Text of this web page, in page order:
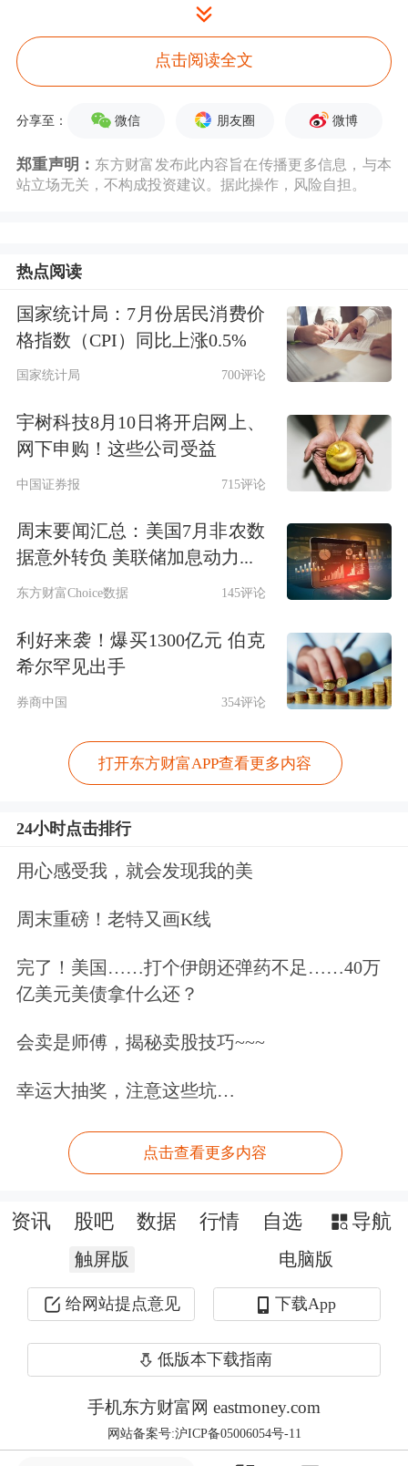
深的背景下，经济转型会不断升级，消
费主导经济增长模式已初现端倪。尽管
于全球平均水平，但从资产配置的角度
看，应该着眼于消费主导经济的未来。
去年4月，中泰时钟打分系统揭示A股
市场的大消费板块得分最高，回顾过去
一年，包括 食品饮料
、生物医疗、文化
业发展迅猛，消费对GDP的贡献创下近
年来新高，如2017年最终消费对经济增
言，2017年“喝酒吃药”板块的涨幅也颇
为可观。本人认为，中国经济转型必然
然看好大消费。
宏观层面看好大消费的三大逻辑
第一大逻辑，中国经济增长高度依赖投
降将是长期趋势。
投资名义增速降至7.2%，已低于GDP名
义增速，也低于社会消费品零售总额
到24%，远超GDP增速。
十九大报告提出，中国经济已从追求高
增长步入到追求高质量阶段，去年11月
台规范PPP项目的监管意见，金融机构
行对PPP项目融资全面暂停；此外，在
融资成本不断走高的情况下，房地产
投资增速也将下降。因此，估计今年的
投资增速还将下降，尤其是基建投资增
速回落会更明显。
2017年6.9%的GDP增速中，净出口贡
点击阅读全文
分享至： 微信 朋友圈 微博
郑重声明： 东方财富发布此内容旨在传播更多信息，与本
站立场无关，不构成投资建议。据此操作，风险自担。
热点阅读
国家统计局：7月份居民消费价
格指数（CPI）同比上涨0.5%
国家统计局 700评论
宇树科技8月10日将开启网上、
网下申购！这些公司受益
中国证券报 715评论
周末要闻汇总：美国7月非农数
据意外转负 美联储加息动力...
东方财富Choice数据 145评论
利好来袭！爆买1300亿元 伯克
希尔罕见出手
券商中国 354评论
打开东方财富APP查看更多内容
24小时点击排行
用心感受我，就会发现我的美
周末重磅！老特又画K线
完了！美国……打个伊朗还弹药不足……40万
亿美元美债拿什么还？
会卖是师傅，揭秘卖股技巧~~~
幸运大抽奖，注意这些坑…
点击查看更多内容
资讯 股吧 数据 行情 自选 导航
触屏版 电脑版
给网站提点意见 下载App
低版本下载指南
手机东方财富网 eastmoney.com
网站备案号:沪ICP备05006054号-11